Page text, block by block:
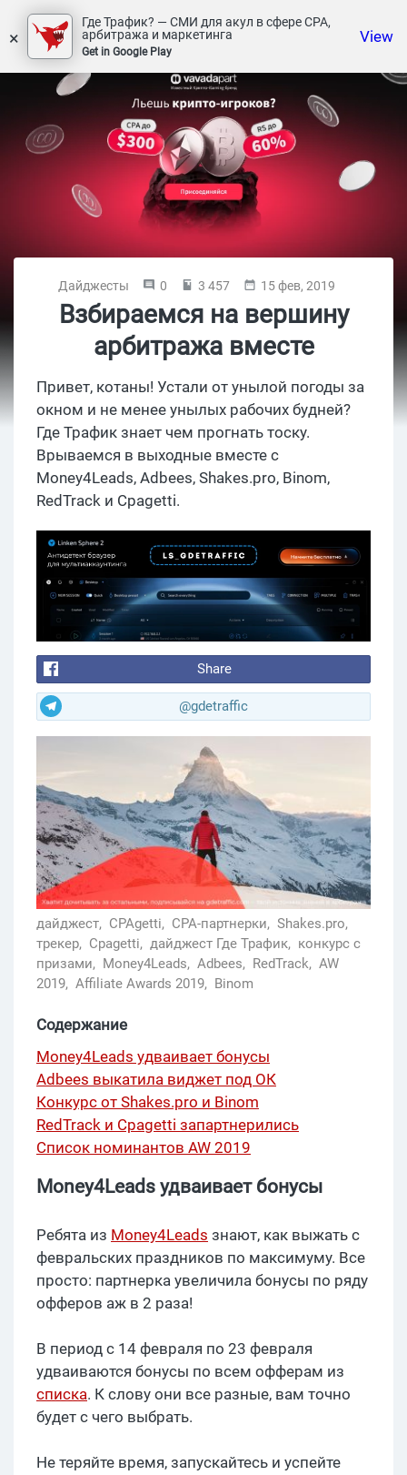
×
Где Трафик? — СМИ для акул в сфере СРА,
арбитража и маркетинга
Get in Google Play
View
Дайджесты 0 3 457 15 фев, 2019
Взбираемся на вершину
арбитража вместе
Привет, котаны! Устали от унылой погоды за
окном и не менее унылых рабочих будней?
Где Трафик знает чем прогнать тоску.
Врываемся в выходные вместе с
Money4Leads, Adbees, Shakes.pro, Binom,
RedTrack и Cpagetti.
Share
@gdetraffic
дайджест, CPAgetti, CPA-партнерки, Shakes.pro,
трекер, Cpagetti, дайджест Где Трафик, конкурс с
призами, Money4Leads, Adbees, RedTrack, AW
2019, Affiliate Awards 2019, Binom
Содержание
Money4Leads удваивает бонусы
Adbees выкатила виджет под ОК
Конкурс от Shakes.pro и Binom
RedTrack и Cpagetti запартнерились
Список номинантов AW 2019
Money4Leads удваивает бонусы
Ребята из Money4Leads знают, как выжать с
февральских праздников по максимуму. Все
просто: партнерка увеличила бонусы по ряду
офферов аж в 2 раза!
В период с 14 февраля по 23 февраля
удваиваются бонусы по всем офферам из
списка. К слову они все разные, вам точно
будет с чего выбрать.
Не теряйте время, запускайтесь и успейте